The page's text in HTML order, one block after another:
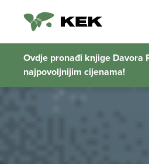
Ovdje pronađi knjige Davora
najpovoljnijim cijenama!